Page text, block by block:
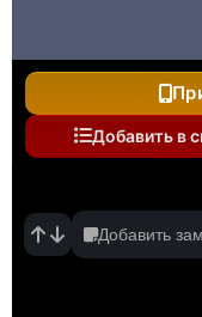
Добавить в
Добавить